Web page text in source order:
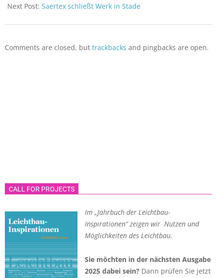
Next Post: Saertex schließt Werk in Stade
Comments are closed, but trackbacks and pingbacks are open.
CALL FOR PROJECTS
Im „Jahrbuch der Leichtbau-
Inspirationen“ zeigen wir Nutzen und
Möglichkeiten des Leichtbau.
Sie möchten in der nächsten Ausgabe
2025 dabei sein? Dann prüfen Sie jetzt